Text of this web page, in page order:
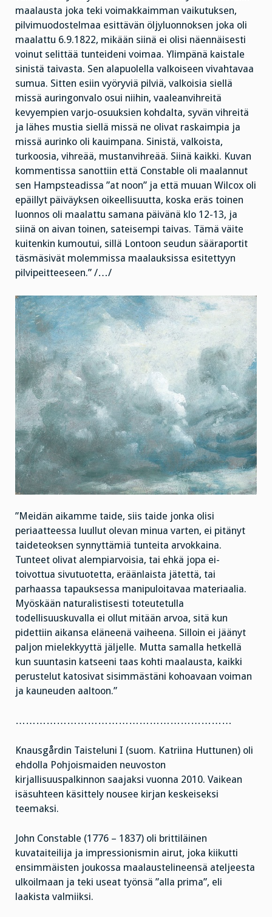
maalausta joka teki voimakkaimman vaikutuksen,
pilvimuodostelmaa esittävän öljyluonnoksen joka oli
maalattu 6.9.1822, mikään siinä ei olisi näennäisesti
voinut selittää tunteideni voimaa. Ylimpänä kaistale
sinistä taivasta. Sen alapuolella valkoiseen vivahtavaa
sumua. Sitten esiin vyöryviä pilviä, valkoisia siellä
missä auringonvalo osui niihin, vaaleanvihreitä
kevyempien varjo-osuuksien kohdalta, syvän vihreitä
ja lähes mustia siellä missä ne olivat raskaimpia ja
missä aurinko oli kauimpana. Sinistä, valkoista,
turkoosia, vihreää, mustanvihreää. Siinä kaikki. Kuvan
kommentissa sanottiin että Constable oli maalannut
sen Hampsteadissa ”at noon” ja että muuan Wilcox oli
epäillyt päiväyksen oikeellisuutta, koska eräs toinen
luonnos oli maalattu samana päivänä klo 12-13, ja
siinä on aivan toinen, sateisempi taivas. Tämä väite
kuitenkin kumoutui, sillä Lontoon seudun sääraportit
täsmäsivät molemmissa maalauksissa esitettyyn
pilvipeitteeseen.” /…/
”Meidän aikamme taide, siis taide jonka olisi
periaatteessa luullut olevan minua varten, ei pitänyt
taideteoksen synnyttämiä tunteita arvokkaina.
Tunteet olivat alempiarvoisia, tai ehkä jopa ei-
toivottua sivutuotetta, eräänlaista jätettä, tai
parhaassa tapauksessa manipuloitavaa materiaalia.
Myöskään naturalistisesti toteutetulla
todellisuuskuvalla ei ollut mitään arvoa, sitä kun
pidettiin aikansa eläneenä vaiheena. Silloin ei jäänyt
paljon mielekkyyttä jäljelle. Mutta samalla hetkellä
kun suuntasin katseeni taas kohti maalausta, kaikki
perustelut katosivat sisimmästäni kohoavaan voiman
ja kauneuden aaltoon.”
………………………………………………………
Knausgårdin Taisteluni I (suom. Katriina Huttunen) oli
ehdolla Pohjoismaiden neuvoston
kirjallisuuspalkinnon saajaksi vuonna 2010. Vaikean
isäsuhteen käsittely nousee kirjan keskeiseksi
teemaksi.
John Constable (1776 – 1837) oli brittiläinen
kuvataiteilija ja impressionismin airut, joka kiikutti
ensimmäisten joukossa maalaustelineensä ateljeesta
ulkoilmaan ja teki useat työnsä ”alla prima”, eli
laakista valmiiksi.